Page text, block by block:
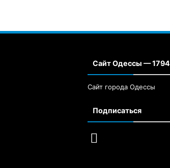
Сайт Одессы — 1794
Сайт города Одессы
Подписаться